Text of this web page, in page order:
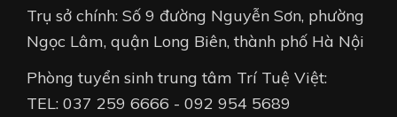
Trụ sở chính: Số 9 đường Nguyễn Sơn, phường
Ngọc Lâm, quận Long Biên, thành phố Hà Nội
Phòng tuyển sinh trung tâm Trí Tuệ Việt:
TEL: 037 259 6666 - 092 954 5689